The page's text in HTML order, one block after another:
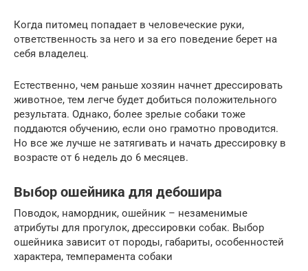
Когда питомец попадает в человеческие руки,
ответственность за него и за его поведение берет на
себя владелец.
Естественно, чем раньше хозяин начнет дрессировать
животное, тем легче будет добиться положительного
результата. Однако, более зрелые собаки тоже
поддаются обучению, если оно грамотно проводится.
Но все же лучше не затягивать и начать дрессировку в
возрасте от 6 недель до 6 месяцев.
Выбор ошейника для дебошира
Поводок, намордник, ошейник – незаменимые
атрибуты для прогулок, дрессировки собак. Выбор
ошейника зависит от породы, габариты, особенностей
характера, темперамента собаки